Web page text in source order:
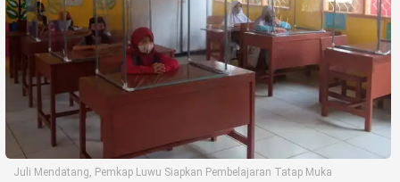
Profil
Video
More
Juli Mendatang, Pemkap Luwu Siapkan Pembelajaran Tatap Muka